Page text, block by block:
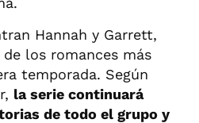
Hannah y Garrett,
los romances más
temporada. Según
la serie continuará
de todo el grupo y